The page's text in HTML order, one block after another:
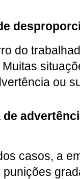
do
ou
de
casos, a
punições